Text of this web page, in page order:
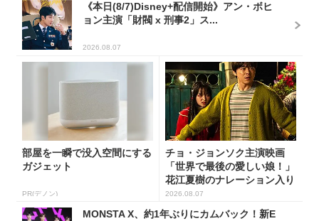
《本日(8/7)Disney+配信開始》アン・ボヒ
ョン主演「財閥 x 刑事2」ス...
2026.08.07
部屋を一瞬で没入空間にする
ガジェット
PR(デノン)
チョ・ジョンソク主演映画
「世界で最後の愛しい娘！」
花江夏樹のナレーション入り
予告...
2026.08.07
MONSTA X、約1年ぶりにカムバック！新E